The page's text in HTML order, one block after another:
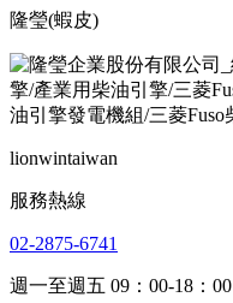
隆瑩(蝦皮)
lionwintaiwan
服務熱線
02-2875-6741
週一至週五 09：00-18：00